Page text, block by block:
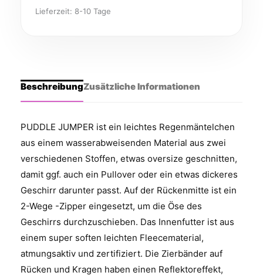
Lieferzeit: 8-10 Tage
BeschreibungZusätzliche Informationen
PUDDLE JUMPER ist ein leichtes Regenmäntelchen
aus einem wasserabweisenden Material aus zwei
verschiedenen Stoffen, etwas oversize geschnitten,
damit ggf. auch ein Pullover oder ein etwas dickeres
Geschirr darunter passt. Auf der Rückenmitte ist ein
2-Wege -Zipper eingesetzt, um die Öse des
Geschirrs durchzuschieben. Das Innenfutter ist aus
einem super soften leichten Fleecematerial,
atmungsaktiv und zertifiziert. Die Zierbänder auf
Rücken und Kragen haben einen Reflektoreffekt,